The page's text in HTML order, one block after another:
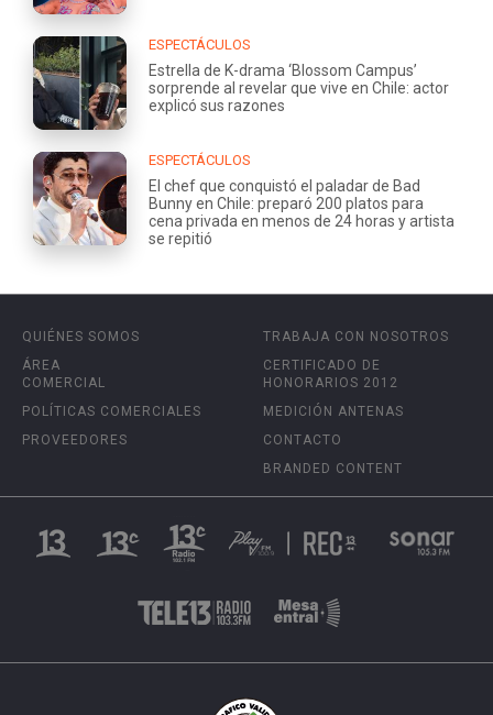
ESPECTÁCULOS
Estrella de K-drama ‘Blossom Campus’
sorprende al revelar que vive en Chile: actor
explicó sus razones
ESPECTÁCULOS
El chef que conquistó el paladar de Bad
Bunny en Chile: preparó 200 platos para
cena privada en menos de 24 horas y artista
se repitió
QUIÉNES SOMOS
ÁREA
COMERCIAL
POLÍTICAS COMERCIALES
PROVEEDORES
TRABAJA CON NOSOTROS
CERTIFICADO DE
HONORARIOS 2012
MEDICIÓN ANTENAS
CONTACTO
BRANDED CONTENT